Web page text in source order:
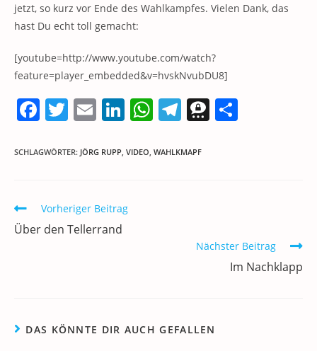
jetzt, so kurz vor Ende des Wahlkampfes. Vielen Dank, das
hast Du echt toll gemacht:
[youtube=http://www.youtube.com/watch?
feature=player_embedded&v=hvskNvubDU8]
F
c
b
o
T
itt
E
ai
Li
k
dI
n
W
at
T
e
T
SCHLAGWÖRTER: JÖRG RUPP, VIDEO, WAHLKMAPF
Weitere
Artikel
ansehen
Vorheriger Beitrag
Über den Tellerrand
Nächster Beitrag
Im Nachklapp
DAS KÖNNTE DIR AUCH GEFALLEN